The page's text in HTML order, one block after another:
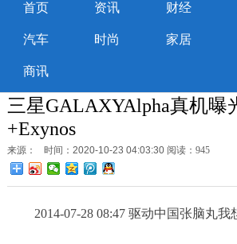
首页 资讯 财经
汽车 时尚 家居
商讯
三星GALAXYAlpha真机曝
+Exynos
来源： 时间：2020-10-23 04:03:30 阅读：945
2014-07-28 08:47 驱动中国张脑丸我